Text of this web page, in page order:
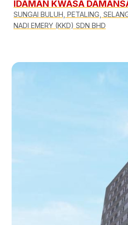
IDAMAN KWASA
SUNGAI BULUH, PETALING,
NADI EMERY (KKD) SDN BHD